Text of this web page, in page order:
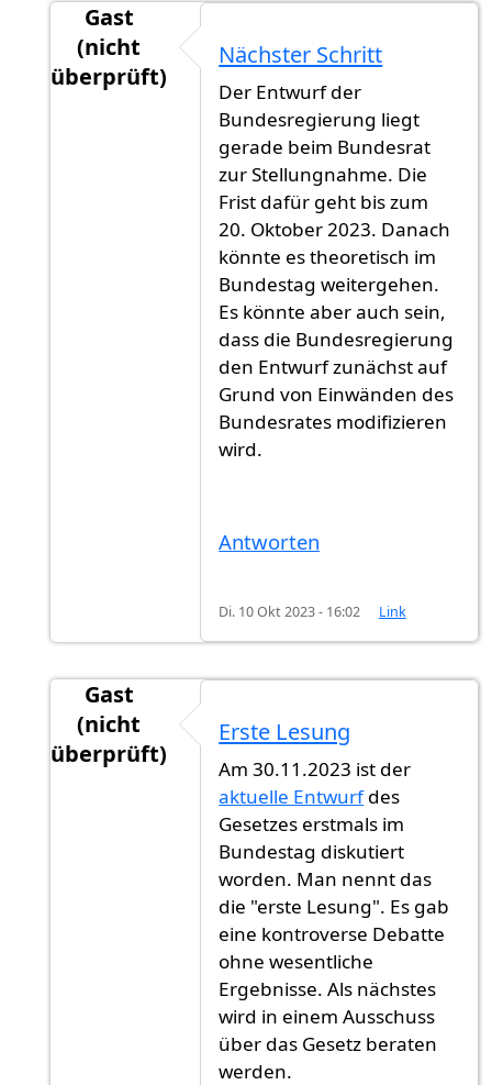
Gast
(nicht
überprüft)
Veröffentlichung von
Nächster Schritt
Der Entwurf der
Bundesregierung liegt
gerade beim Bundesrat
zur Stellungnahme. Die
Frist dafür geht bis zum
20. Oktober 2023. Danach
könnte es theoretisch im
Bundestag weitergehen.
Es könnte aber auch sein,
dass die Bundesregierung
den Entwurf zunächst auf
Grund von Einwänden des
Bundesrates modifizieren
wird.
Antworten
Di. 10 Okt 2023 - 16:02 Link
Gast
(nicht
überprüft)
VeröffentlichungvonGast (nicht
Erste Lesung
Am 30.11.2023 ist der
aktuelle Entwurfdes
Gesetzes erstmals im
Bundestag diskutiert
worden. Man nennt das
die "erste Lesung". Es gab
eine kontroverse Debatte
ohne wesentliche
Ergebnisse. Als nächstes
wird in einem Ausschuss
über das Gesetz beraten
werden.